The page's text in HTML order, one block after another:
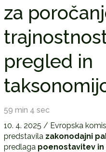
za
pregled in
59 min 4 sec
10. 4. 2025 / Evropska
predstavila zakonodajni
predlaga poenostavitev in